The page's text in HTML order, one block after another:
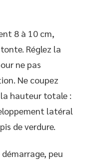
8 à 10 cm,
Réglez la
ne pas
Ne coupez
hauteur totale :
latéral
de verdure.
peu